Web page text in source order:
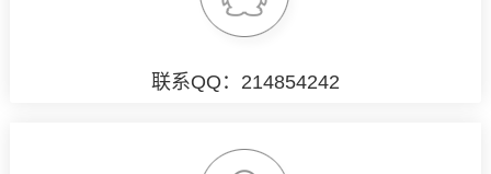
联系QQ：214854242